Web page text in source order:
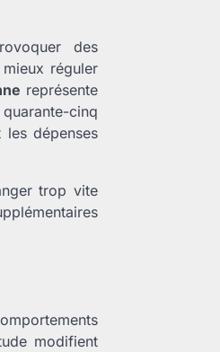
des
réguler
représente
cinq
les dépenses
trop vite
modifient